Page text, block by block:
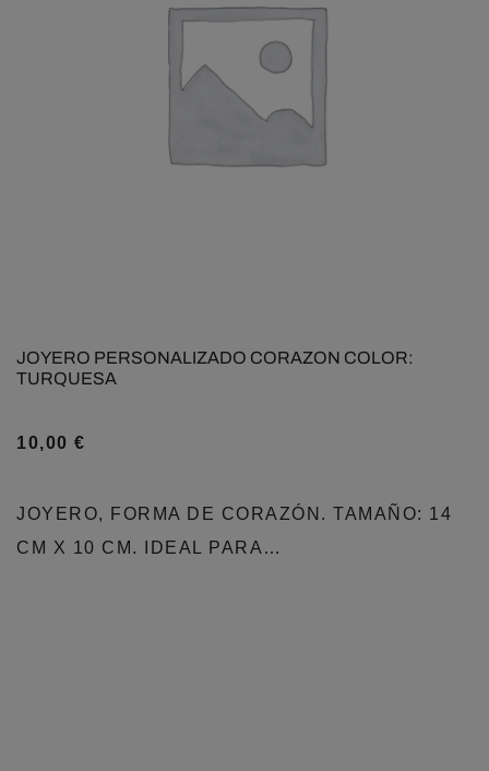
JOYERO PERSONALIZADO CORAZON COLOR:
TURQUESA
10,00 €
JOYERO, FORMA DE CORAZÓN. TAMAÑO: 14
CM X 10 CM. IDEAL PARA…